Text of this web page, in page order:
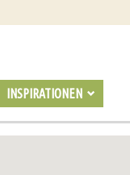
INSPIRATIONEN